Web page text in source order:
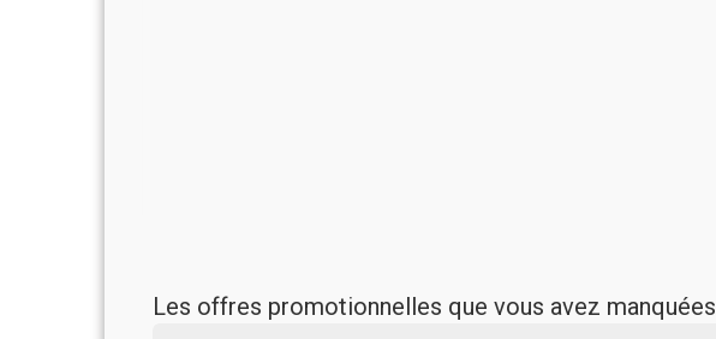
Les offres promotionnelles que vous avez manquées